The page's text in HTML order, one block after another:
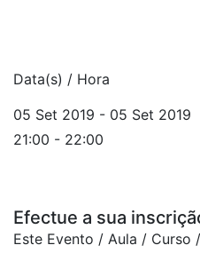
Data(s) / Hora
05 Set 2019 - 05 Set 2019
21:00 - 22:00
Efectue a sua
Este Evento / Aula / Curso